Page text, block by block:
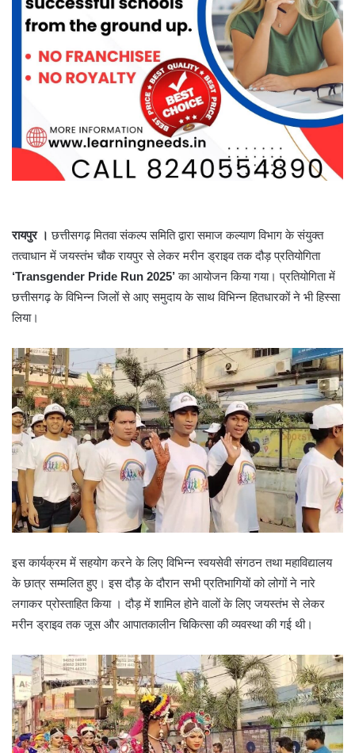
रायपुर ।छत्तीसगढ़ मितवा संकल्प समिति द्वारा समाज कल्याण विभाग के संयुक्त
तत्वाधान में जयस्तंभ चौक रायपुर से लेकर मरीन ड्राइव तक दौड़ प्रतियोगिता
‘Transgender Pride Run 2025’का आयोजन किया गया। प्रतियोगिता में
छत्तीसगढ़ के विभिन्न जिलों से आए समुदाय के साथ विभिन्न हितधारकों ने भी हिस्सा
लिया।
इस कार्यक्रम में सहयोग करने के लिए विभिन्न स्वयसेवी संगठन तथा महाविद्यालय
के छात्र सम्मलित हुए। इस दौड़ के दौरान सभी प्रतिभागियों को लोगों ने नारे